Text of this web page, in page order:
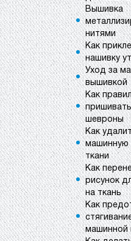
Вышивка
нитями
Как
нашивку
Уход за
вышивкой
Как
шевроны
Как
машинную
ткани
Как
рисунок
на ткань
Как
машинной